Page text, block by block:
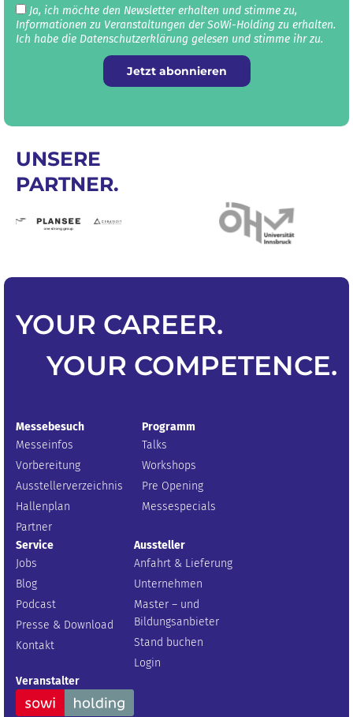
Ja, ich möchte den Newsletter erhalten und stimme zu,
Informationen zu Veranstaltungen der SoWi-Holding zu erhalten.
Ich habe die Datenschutz­erklärung gelesen und stimme ihr zu.
Jetzt abonnieren
UNSERE
PARTNER.
YOUR CAREER.
YOUR COMPETENCE.
Messebesuch
Messeinfos
Vorbereitung
Ausstellerverzeichnis
Hallenplan
Partner
Programm
Talks
Workshops
Pre Opening
Messespecials
Service
Jobs
Blog
Podcast
Presse & Download
Kontakt
Aussteller
Anfahrt & Lieferung
Unternehmen
Master – und
Bildungsanbieter
Stand buchen
Login
Veranstalter